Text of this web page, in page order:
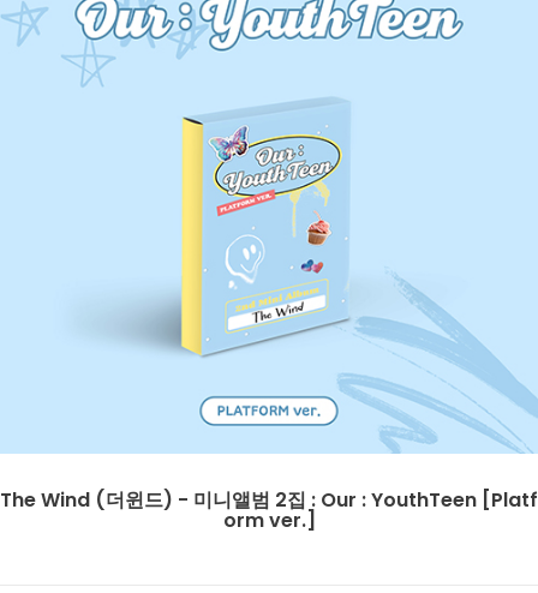
The Wind (더윈드) - 미니앨범 2집 : Our : YouthTeen [Platf
orm ver.]